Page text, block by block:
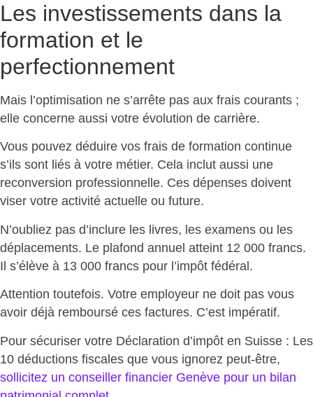
Les investissements dans la
formation et le
perfectionnement
Mais l’optimisation ne s’arrête pas aux frais courants ;
elle concerne aussi votre évolution de carrière.
Vous pouvez déduire vos frais de formation continue
s’ils sont liés à votre métier. Cela inclut aussi une
reconversion professionnelle. Ces dépenses doivent
viser votre activité actuelle ou future.
N’oubliez pas d’inclure les livres, les examens ou les
déplacements. Le plafond annuel atteint 12 000 francs.
Il s’élève à 13 000 francs pour l’impôt fédéral.
Attention toutefois. Votre employeur ne doit pas vous
avoir déjà remboursé ces factures. C’est impératif.
Pour sécuriser votre Déclaration d’impôt en Suisse : Les
10 déductions fiscales que vous ignorez peut-être,
sollicitez un conseiller financier Genève pour un bilan